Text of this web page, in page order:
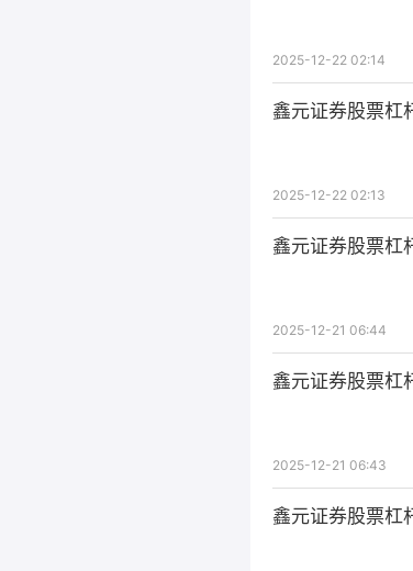
2025-12-22 02:14
鑫元证券股票杠
2025-12-22 02:13
鑫元证券股票杠
2025-12-21 06:44
鑫元证券股票杠
2025-12-21 06:43
鑫元证券股票杠